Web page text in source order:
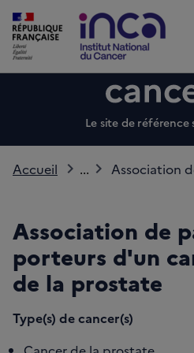
Le site de référence
Accueil ... Association
Association de
porteurs d'un
de la prostate
Type(s) de cancer(s)